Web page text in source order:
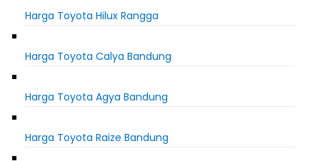
Harga Toyota Hilux Rangga
Harga Toyota Calya Bandung
Harga Toyota Agya Bandung
Harga Toyota Raize Bandung